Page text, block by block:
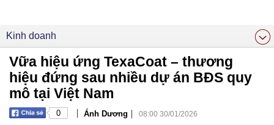
Kinh doanh
Vữa hiệu ứng TexaCoat – thương
hiệu đứng sau nhiều dự án BĐS quy
mô tại Việt Nam
0 | Ánh Dương | 08:00 30/01/2026